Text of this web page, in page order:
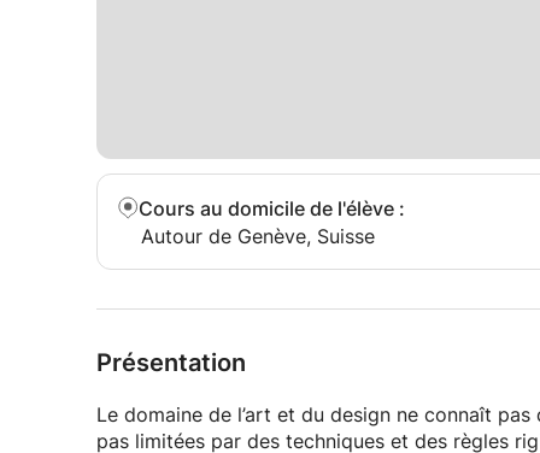
Cours au domicile de l'élève :
Autour de Genève, Suisse
Présentation
Le domaine de l’art et du design ne connaît
pas limitées par des techniques et des règles